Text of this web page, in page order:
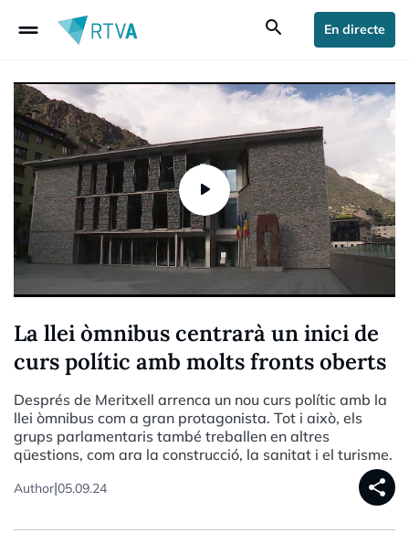
drag_handle search En directe
La llei òmnibus centrarà un inici de
curs polític amb molts fronts oberts
Després de Meritxell arrenca un nou curs polític amb la
llei òmnibus com a gran protagonista. Tot i això, els
grups parlamentaris també treballen en altres
qüestions, com ara la construcció, la sanitat i el turisme.
Author|05.09.24 share